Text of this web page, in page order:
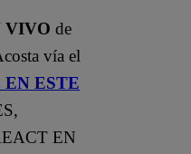
VIVO de
vía el
EN ESTE
EN